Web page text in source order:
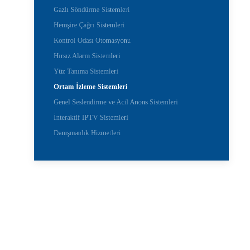
Gazlı Söndürme Sistemleri
Hemşire Çağrı Sistemleri
Kontrol Odası Otomasyonu
Hırsız Alarm Sistemleri
Yüz Tanıma Sistemleri
Ortam İzleme Sistemleri
Genel Seslendirme ve Acil Anons Sistemleri
İnteraktif IPTV Sistemleri
Danışmanlık Hizmetleri